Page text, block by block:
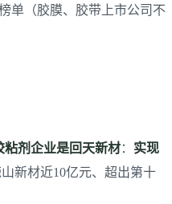
单（胶膜、胶带上市公司不
粘剂企业是回天新材： 实现
新材近10亿元、超出第十